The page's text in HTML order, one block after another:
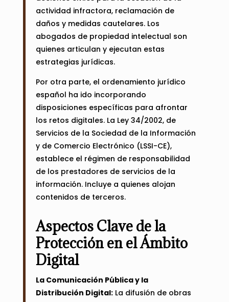
actividad infractora, reclamación de
daños y medidas cautelares. Los
abogados de propiedad intelectual son
quienes articulan y ejecutan estas
estrategias jurídicas.
Por otra parte, el ordenamiento jurídico
español ha ido incorporando
disposiciones específicas para afrontar
los retos digitales. La Ley 34/2002, de
Servicios de la Sociedad de la Información
y de Comercio Electrónico (LSSI-CE),
establece el régimen de responsabilidad
de los prestadores de servicios de la
información. Incluye a quienes alojan
contenidos de terceros.
Aspectos Clave de la
Protección en el Ámbito
Digital
La Comunicación Pública y la
Distribución Digital:La difusión de obras